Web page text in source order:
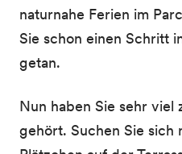
naturnahe Ferien im
Sie schon einen Schritt
getan.
Nun haben Sie sehr viel
gehört. Suchen Sie sich